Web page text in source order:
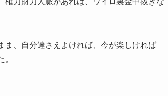
ま、自分達さえよければ、今が楽しければ
。